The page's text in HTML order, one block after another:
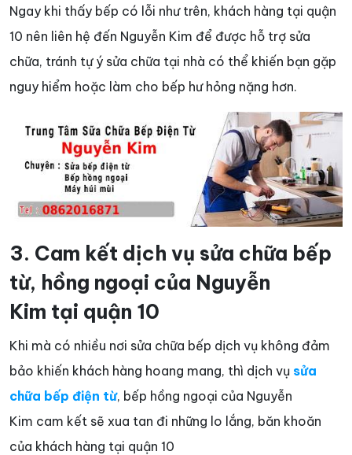
Ngay khi thấy bếp có lỗi như trên, khách hàng tại quận
10 nên liên hệ đến Nguyễn Kim để được hỗ trợ sửa
chữa, tránh tự ý sửa chữa tại nhà có thể khiến bạn gặp
nguy hiểm hoặc làm cho bếp hư hỏng nặng hơn.
3. Cam kết dịch vụ sửa chữa bếp
từ, hồng ngoại của Nguyễn
Kim tại quận 10
Khi mà có nhiều nơi sửa chữa bếp dịch vụ không đảm
bảo khiến khách hàng hoang mang, thì dịch vụ sửa
chữa bếp điện từ, bếp hồng ngoại của Nguyễn
Kim cam kết sẽ xua tan đi những lo lắng, băn khoăn
của khách hàng tại quận 10